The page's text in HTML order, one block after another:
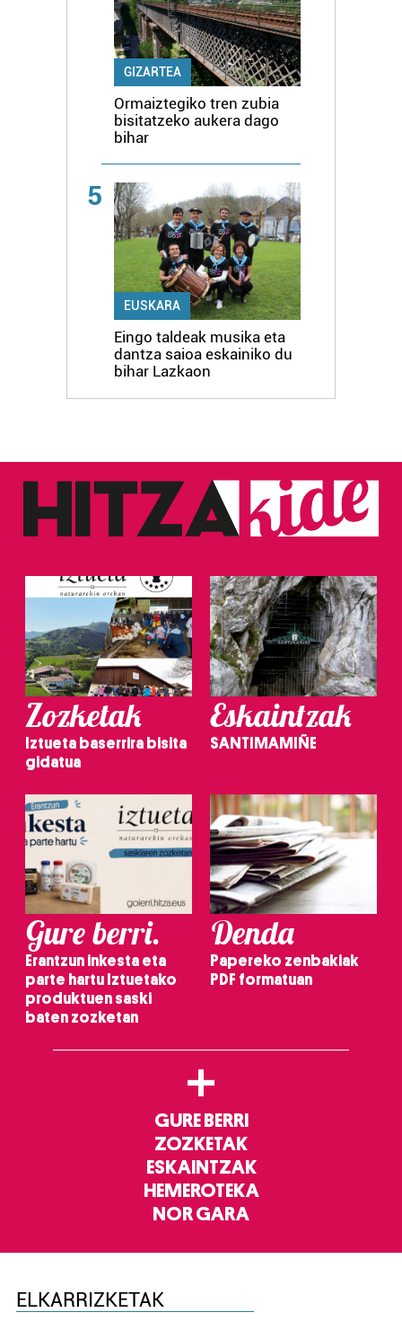
GIZARTEA
Ormaiztegiko tren zubia
bisitatzeko aukera dago
bihar
5
EUSKARA
Eingo taldeak musika eta
dantza saioa eskainiko du
bihar Lazkaon
Zozketak
Iztueta baserrira bisita
gidatua
Eskaintzak
SANTIMAMIÑE
Gure berri.
Erantzun inkesta eta
parte hartu Iztuetako
produktuen saski
baten zozketan
Denda
Papereko zenbakiak
PDF formatuan
+
GURE BERRI
ZOZKETAK
ESKAINTZAK
HEMEROTEKA
NOR GARA
ELKARRIZKETAK